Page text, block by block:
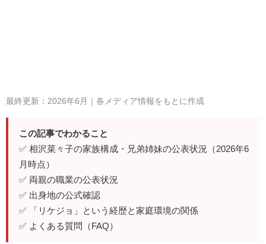
最終更新：2026年6月｜各メディア情報をもとに作成
この記事でわかること
✅ 相沢菜々子の家族構成・兄弟姉妹の公表状況（2026年6
月時点）
✅ 両親の職業の公表状況
✅ 出身地の公式確認
✅ 「リケジョ」という経歴と家庭環境の関係
✅ よくある質問（FAQ）